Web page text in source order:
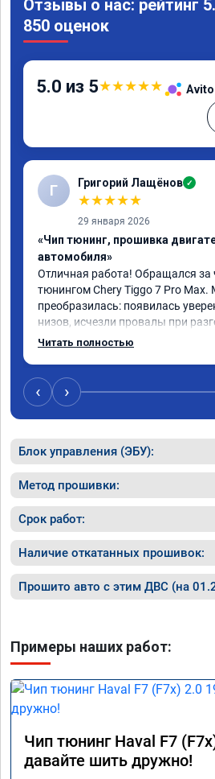
Отзывы о нас: рейтинг
850 оценок
5.0 из 5★★★★★ Avito
Г Григорий Лащёнов ✓
★★★★★
29 января 2026
«Чип тюнинг, прошивка
автомобиля»
Отличная работа! Обращался за
тюнингом Chery Tiggo 7 Pro
преобразилась: появилась
низов, исчезли провалы при
Расход в спокойном режиме даже
всем, кто сомневается.
Читать полностью
‹ ›
Блок управления (ЭБУ):
Метод прошивки:
Срок работ:
Наличие откатанных прошивок:
Прошито авто с этим ДВС (на
Примеры наших работ:
Чип тюнинг Haval F7
давайте шить дружно!